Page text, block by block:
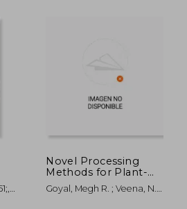
Novel Processing
Methods for Plant-
Based Health Foods:
Extraction,
Goyal, Megh R. ; Veena, N. ;